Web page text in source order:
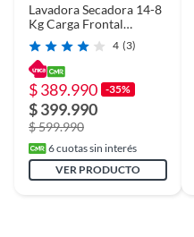
Lavadora Secadora 14-8
Kg Carga Frontal
Inverter EFLWD12O
4 (3)
$ 389.990 -35%
$ 399.990
$ 599.990
6cuotas sin interés
VER PRODUCTO